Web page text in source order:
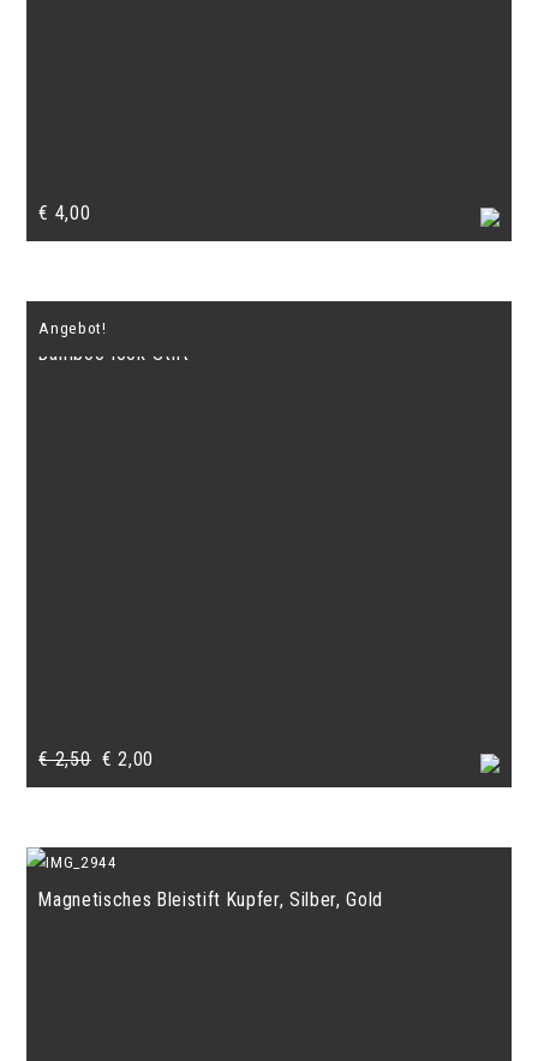
€ 4,00
Angebot!
Bamboo-look-Stift
€2,50 Ursprünglicher
Preis
€ 2,50
€ 2,00
Preis
€ 2,00.
Magnetisches Bleistift Kupfer, Silber, Gold